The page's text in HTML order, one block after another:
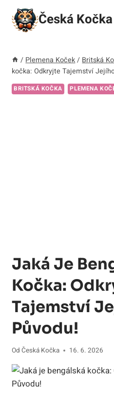
Přeskočit
obsah
Česká Kočka
/ Plemena Koček / Britská
kočka: Odkryjte Tajemství
BRITSKÁ KOČKA PLEMENA
Jaká Je
Kočka:
Tajemství
Původu!
Od Česká Kočka 16. 6. 2026